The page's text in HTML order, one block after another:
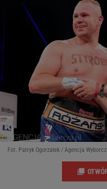
Fot. Patryk Ogorzałek / Agencja